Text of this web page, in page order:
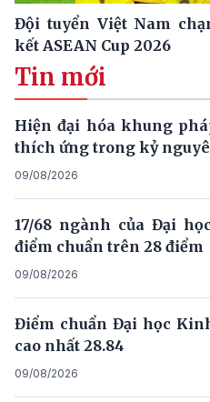
Đội tuyển Việt Nam
kết ASEAN Cup 2026
Tin mới
Hiện đại hóa khung
thích ứng trong kỷ
09/08/2026
17/68 ngành của Đại
điểm chuẩn trên 28 điểm
09/08/2026
Điểm chuẩn Đại học
cao nhất 28.84
09/08/2026